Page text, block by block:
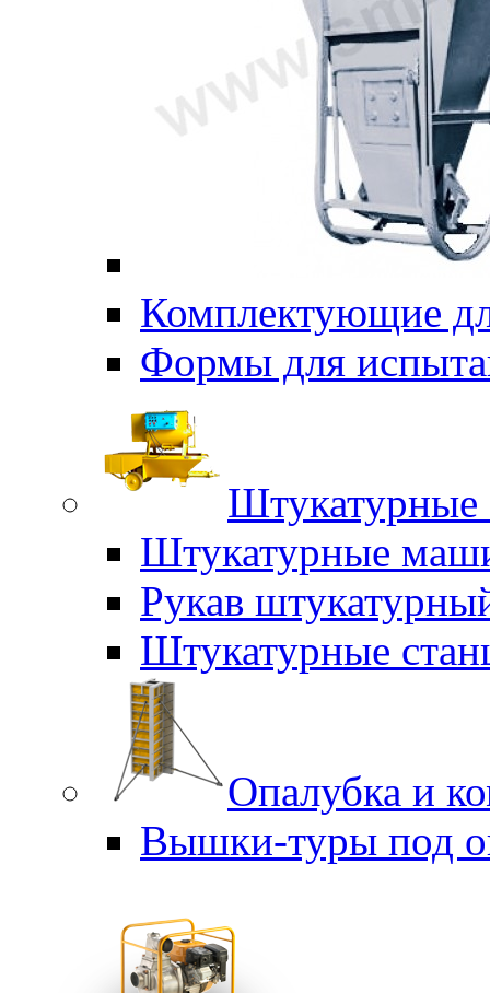
Комплектующие
Формы для
Штукатурные
Штукатурные
Рукав
Штукатурные
Опалубка и
Вышки-туры под